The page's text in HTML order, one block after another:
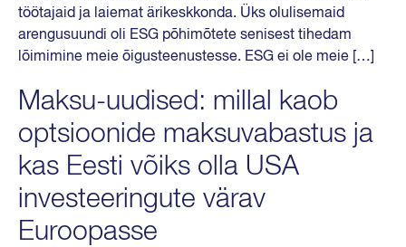
töötajaid ja laiemat ärikeskkonda. Üks olulisemaid
arengusuundi oli ESG põhimõtete senisest tihedam
lõimimine meie õigusteenustesse. ESG ei ole meie […]
Maksu-uudised: millal kaob
optsioonide maksuvabastus ja
kas Eesti võiks olla USA
investeeringute värav
Euroopasse